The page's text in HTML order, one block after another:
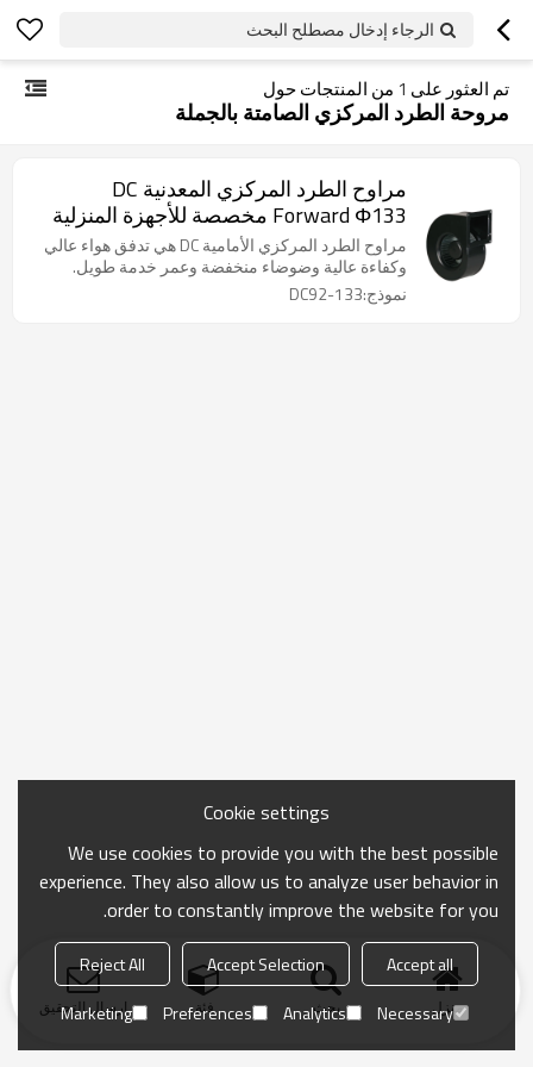
الرجاء إدخال مصطلح البحث
تم العثور على 1 من المنتجات حول
مروحة الطرد المركزي الصامتة بالجملة
مراوح الطرد المركزي المعدنية DC
Forward Φ133 مخصصة للأجهزة المنزلية
مراوح الطرد المركزي الأمامية DC هي تدفق هواء عالي
وكفاءة عالية وضوضاء منخفضة وعمر خدمة طويل.
نموذج:DC92-133
منزل بحث فئة ارسال التحقيق
Cookie settings
We use cookies to provide you with the best possible
experience. They also allow us to analyze user behavior in
order to constantly improve the website for you.
Accept all
Accept Selection
Reject All
Necessary
Analytics
Preferences
Marketing